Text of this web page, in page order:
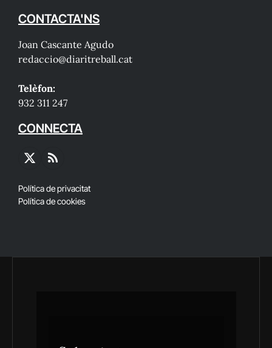
CONTACTA'NS
Joan Cascante Agudo
redaccio@diaritreball.cat
Telèfon:
932 311 247
CONNECTA
X
RSS
Política de privacitat
Política de cookies